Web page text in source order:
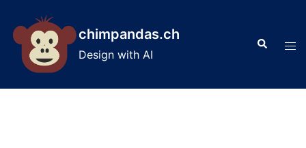
content
chimpandas.ch
Design with AI
Search